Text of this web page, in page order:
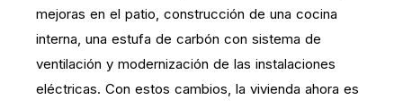
mejoras en el patio, construcción de una cocina
interna, una estufa de carbón con sistema de
ventilación y modernización de las instalaciones
eléctricas. Con estos cambios, la vivienda ahora es